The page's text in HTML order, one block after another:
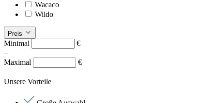
Wacaco
Wildo
Preis
Minimal
€
–
Maximal
€
Unsere Vorteile